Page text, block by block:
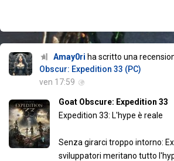
Amay0ri ha scritto una
Obscur: Expedition 33 (PC)
ven 17:59
Goat Obscure: Expedition 33
Expedition 33: L'hype è reale
Senza girarci troppo intorno:
sviluppatori meritano tutto